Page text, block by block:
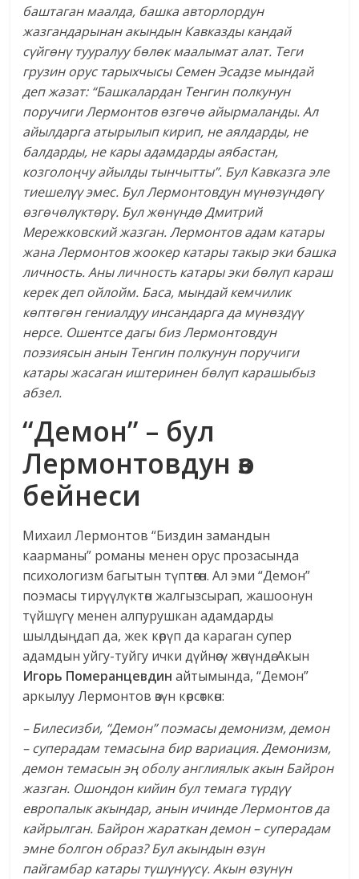
баштаган маалда, башка авторлордун
жазгандарынан акындын Кавказды кандай
сүйгөнү тууралуу бөлөк маалымат алат. Теги
грузин орус тарыхчысы Семен Эсадзе мындай
деп жазат: “Башкалардан Тенгин полкунун
поручиги Лермонтов өзгөчө айырмаланды. Ал
айылдарга атырылып кирип, не аялдарды, не
балдарды, не кары адамдарды аябастан,
козголоңчу айылды тынчытты”. Бул Кавказга эле
тиешелүү эмес. Бул Лермонтовдун мүнөзүндөгү
өзгөчөлүктөрү. Бул жөнүндө Дмитрий
Мережковский жазган. Лермонтов адам катары
жана Лермонтов жоокер катары такыр эки башка
личность. Аны личность катары эки бөлүп караш
керек деп ойлойм. Баса, мындай кемчилик
көптөгөн гениалдуу инсандарга да мүнөздүү
нерсе. Ошентсе дагы биз Лермонтовдун
поэзиясын анын Тенгин полкунун поручиги
катары жасаган иштеринен бөлүп карашыбыз
абзел.
“Демон” – бул
Лермонтовдун өз
бейнеси
Михаил Лермонтов “Биздин замандын
каарманы” романы менен орус прозасында
психологизм багытын түптөгөн. Ал эми “Демон”
поэмасы тирүүлүктөн жалгызсырап, жашоонун
түйшүгү менен алпурушкан адамдарды
шылдыңдап да, жек көрүп да караган супер
адамдын уйгу-туйгу ички дүйнөсү жөнүндө. Акын
Игорь Померанцевдин айтымында, “Демон”
аркылуу Лермонтов өзүн көрсөткөн:
– Билесизби, “Демон” поэмасы демонизм, демон
– суперадам темасына бир вариация. Демонизм,
демон темасын эң оболу англиялык акын Байрон
жазган. Ошондон кийин бул темага түрдүү
европалык акындар, анын ичинде Лермонтов да
кайрылган. Байрон жараткан демон – суперадам
эмне болгон образ? Бул акындын өзүн
пайгамбар катары түшүнүүсү. Акын өзүнүн